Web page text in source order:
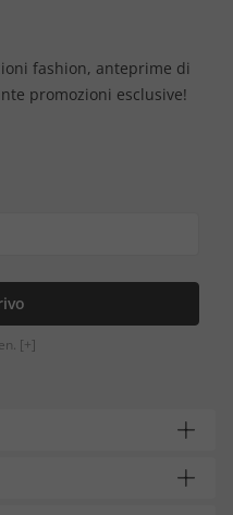
fashion, anteprime di
promozioni esclusive!
[+]